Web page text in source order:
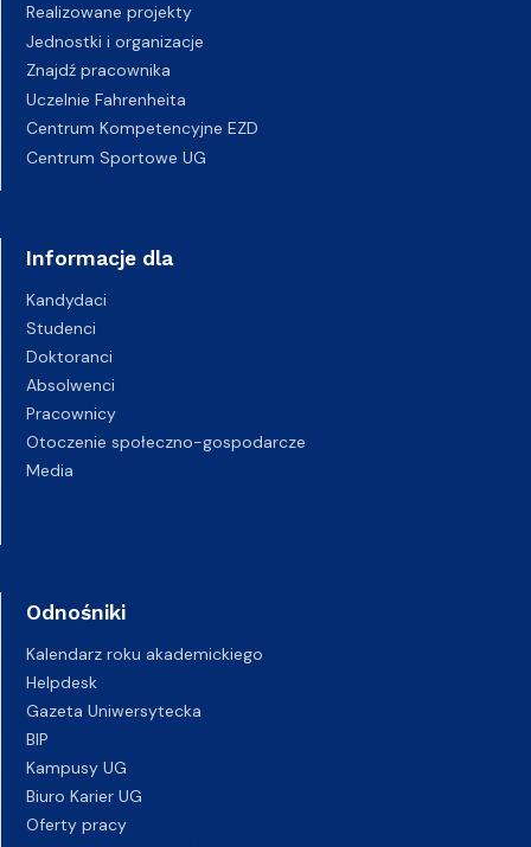
Realizowane projekty
Jednostki i organizacje
Znajdź pracownika
Uczelnie Fahrenheita
Centrum Kompetencyjne EZD
Centrum Sportowe UG
Informacje dla
Kandydaci
Studenci
Doktoranci
Absolwenci
Pracownicy
Otoczenie społeczno-gospodarcze
Media
Odnośniki
Kalendarz roku akademickiego
Helpdesk
Gazeta Uniwersytecka
BIP
Kampusy UG
Biuro Karier UG
Oferty pracy